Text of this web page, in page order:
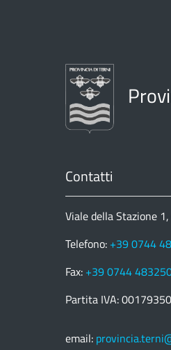
Contatti
Viale della Stazione
Telefono: +39 0744
Fax: +39 0744
Partita IVA:
email: